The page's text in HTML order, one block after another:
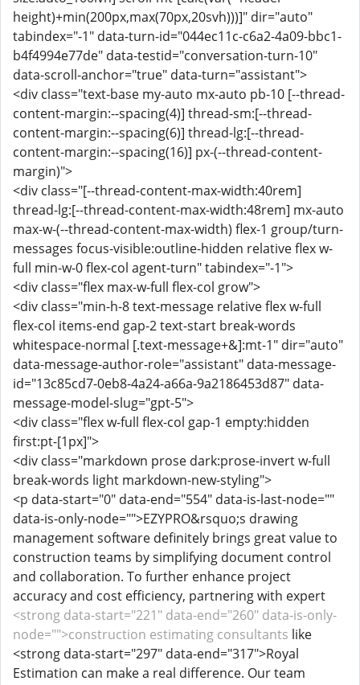
height)+min(200px,max(70px,20svh)))]" dir="auto"
tabindex="-1" data-turn-id="044ec11c-c6a2-4a09-bbc1-
b4f4994e77de" data-testid="conversation-turn-10"
data-scroll-anchor="true" data-turn="assistant">
<div class="text-base my-auto mx-auto pb-10 [--thread-
content-margin:--spacing(4)] thread-sm:[--thread-
content-margin:--spacing(6)] thread-lg:[--thread-
content-margin:--spacing(16)] px-(--thread-content-
margin)">
<div class="[--thread-content-max-width:40rem]
thread-lg:[--thread-content-max-width:48rem] mx-auto
max-w-(--thread-content-max-width) flex-1 group/turn-
messages focus-visible:outline-hidden relative flex w-
full min-w-0 flex-col agent-turn" tabindex="-1">
<div class="flex max-w-full flex-col grow">
<div class="min-h-8 text-message relative flex w-full
flex-col items-end gap-2 text-start break-words
whitespace-normal [.text-message+&]:mt-1" dir="auto"
data-message-author-role="assistant" data-message-
id="13c85cd7-0eb8-4a24-a66a-9a2186453d87" data-
message-model-slug="gpt-5">
<div class="flex w-full flex-col gap-1 empty:hidden
first:pt-[1px]">
<div class="markdown prose dark:prose-invert w-full
break-words light markdown-new-styling">
<p data-start="0" data-end="554" data-is-last-node=""
data-is-only-node="">EZYPRO&rsquo;s drawing
management software definitely brings great value to
construction teams by simplifying document control
and collaboration. To further enhance project
accuracy and cost efficiency, partnering with expert
<strong data-start="221" data-end="260" data-is-only-
node="">construction estimating consultants like
<strong data-start="297" data-end="317">Royal
Estimation can make a real difference. Our team